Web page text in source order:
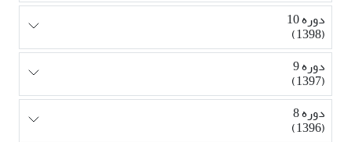
دوره 10
(1398)
دوره 9
(1397)
دوره 8
(1396)